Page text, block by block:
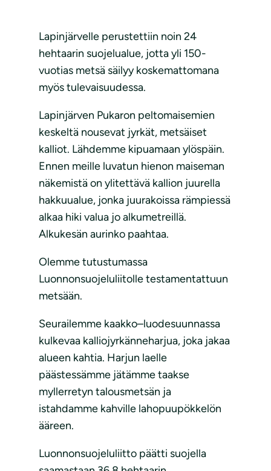
Lapinjärvelle perustettiin noin 24
hehtaarin suojelualue, jotta yli 150-
vuotias metsä säilyy koskemattomana
myös tulevaisuudessa.
Lapinjärven Pukaron peltomaisemien
keskeltä nousevat jyrkät, metsäiset
kalliot. Lähdemme kipuamaan ylöspäin.
Ennen meille luvatun hienon maiseman
näkemistä on ylitettävä kallion juurella
hakkuualue, jonka juurakoissa rämpiessä
alkaa hiki valua jo alkumetreillä.
Alkukesän aurinko paahtaa.
Olemme tutustumassa
Luonnonsuojeluliitolle testamentattuun
metsään.
Seurailemme kaakko–luodesuunnassa
kulkevaa kalliojyrkänneharjua, joka jakaa
alueen kahtia. Harjun laelle
päästessämme jätämme taakse
myllerretyn talousmetsän ja
istahdamme kahville lahopuupökkelön
ääreen.
Luonnonsuojeluliitto päätti suojella